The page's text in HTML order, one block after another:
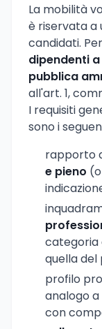
La mobilità
è riservata a
candidati.
dipendenti
pubblica
all'art. 1,
I requisiti
sono i
rapporto
e pieno
categoria
quella del
profilo
analogo a
con